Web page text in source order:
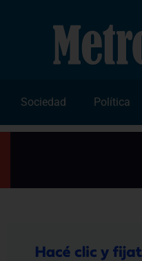
Sociedad Política